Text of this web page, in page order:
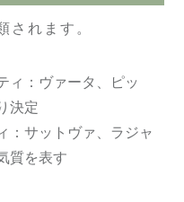
されます。
ィ：ヴァータ、ピッ
決定
：サットヴァ、ラジャ
質を表す